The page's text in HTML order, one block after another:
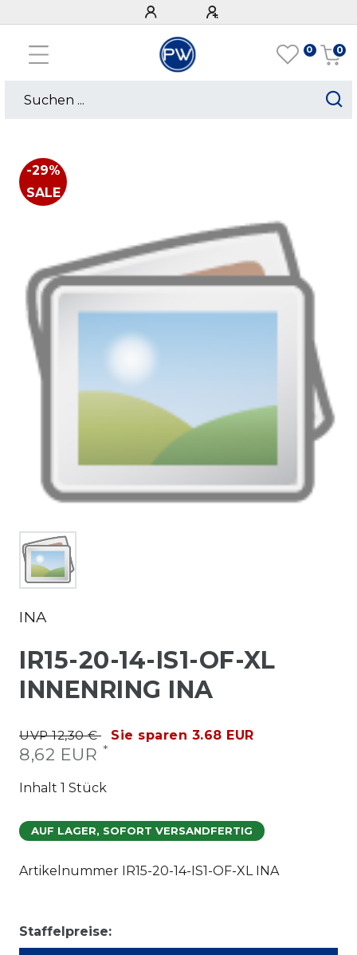
0 0
-29%
SALE
INA
IR15-20-14-IS1-OF-XL
INNENRING INA
UVP 12,30 € Sie sparen 3.68 EUR
8,62 EUR *
Inhalt 1 Stück
AUF LAGER, SOFORT VERSANDFERTIG
Artikelnummer IR15-20-14-IS1-OF-XL INA
Staffelpreise: